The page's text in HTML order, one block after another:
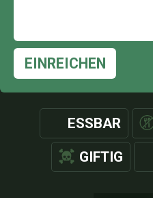
EINREICHEN
ESSBAR
GIFTIG